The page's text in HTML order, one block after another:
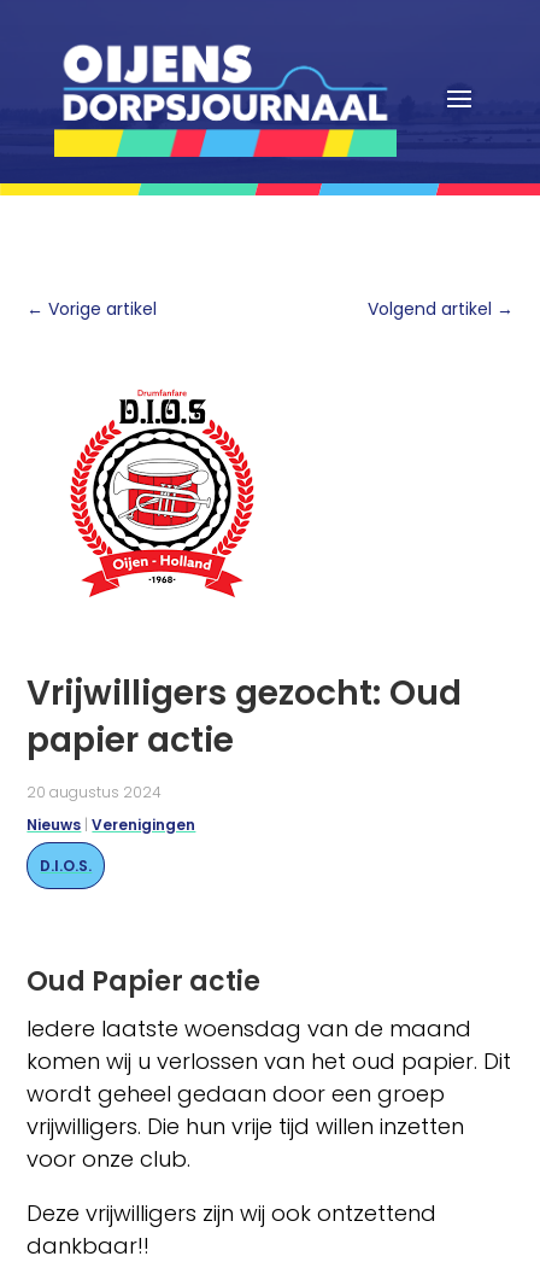
←Vorige artikel Volgend artikel →
Vrijwilligers gezocht: Oud
papier actie
20 augustus 2024
Nieuws |Verenigingen
D.I.O.S.
Oud Papier actie
Iedere laatste woensdag van de maand
komen wij u verlossen van het oud papier. Dit
wordt geheel gedaan door een groep
vrijwilligers. Die hun vrije tijd willen inzetten
voor onze club.
Deze vrijwilligers zijn wij ook ontzettend
dankbaar!!